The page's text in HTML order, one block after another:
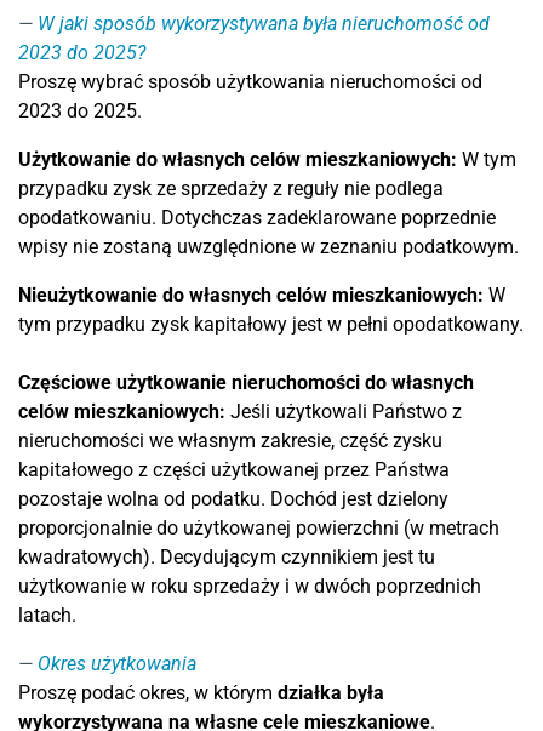
W jaki sposób wykorzystywana była nieruchomość od
2023 do 2025?
Proszę wybrać sposób użytkowania nieruchomości od
2023 do 2025.
Użytkowanie do własnych celów mieszkaniowych: W tym
przypadku zysk ze sprzedaży z reguły nie podlega
opodatkowaniu. Dotychczas zadeklarowane poprzednie
wpisy nie zostaną uwzględnione w zeznaniu podatkowym.
Nieużytkowanie do własnych celów mieszkaniowych: W
tym przypadku zysk kapitałowy jest w pełni opodatkowany.
Częściowe użytkowanie nieruchomości do własnych
celów mieszkaniowych: Jeśli użytkowali Państwo z
nieruchomości we własnym zakresie, część zysku
kapitałowego z części użytkowanej przez Państwa
pozostaje wolna od podatku. Dochód jest dzielony
proporcjonalnie do użytkowanej powierzchni (w metrach
kwadratowych). Decydującym czynnikiem jest tu
użytkowanie w roku sprzedaży i w dwóch poprzednich
latach.
Okres użytkowania
Proszę podać okres, w którym działka była
wykorzystywana na własne cele mieszkaniowe.